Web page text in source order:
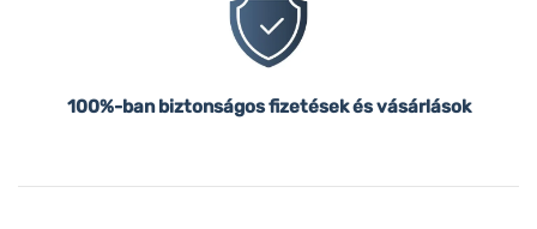
100%-ban biztonságos fizetések és vásárlások